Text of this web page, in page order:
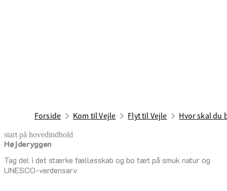
Forside Kom til Vejle Flyt til Vejle Hvor skal du
start på hovedindhold
Højderyggen
Tag del i det stærke fællesskab og bo tæt på smuk natur og
UNESCO-verdensarv
senest opdateret 17. februar 2026